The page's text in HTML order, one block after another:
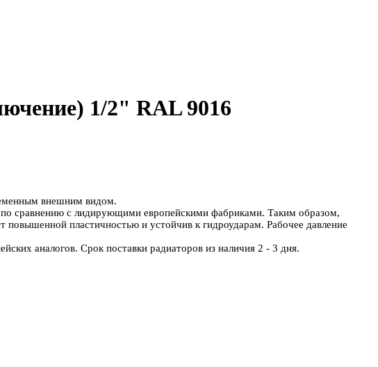
1/2" RAL 9016
внешним видом.
сравнению с лидирующими европейскими фабриками. Таким образом,
повышенной пластичностью и устойчив к гидроударам. Рабочее давление
аналогов. Срок поставки радиаторов из наличия 2 - 3 дня.